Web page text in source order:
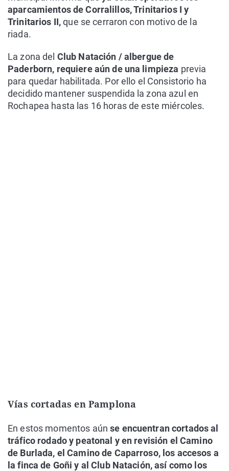
aparcamientos de Corralillos, Trinitarios I y
Trinitarios II,que se cerraron con motivo de la
riada.
La zona del Club Natación / albergue de
Paderborn, requiere aún de una limpieza previa
para quedar habilitada. Por ello el Consistorio ha
decidido mantener suspendida la zona azul en
Rochapea hasta las 16 horas de este miércoles.
Vías cortadas en Pamplona
En estos momentos aúnse encuentran cortados al
tráfico rodado y peatonal y en revisión el Camino
de Burlada, el Camino de Caparroso, los accesos a
la finca de Goñi y al Club Natación, así como los